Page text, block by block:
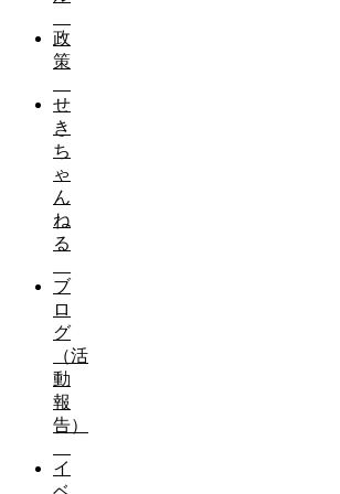
政
策
せ
き
ち
ゃ
ん
ね
る
ブ
ロ
グ
（活
動
報
告）
イ
他党の批判をする前に、自分の非
内閣不信任決議案が否決されました
「地域サポーター」としてご参加下
ご寄付のお願い
せきちゃんねる登録お願い致します
2020年4月7日 環境委員会 今を耐